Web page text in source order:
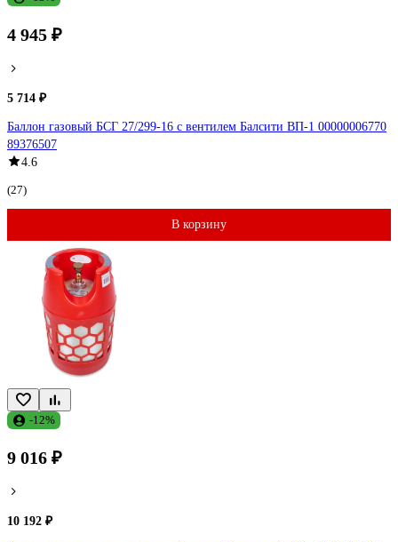
4 945 ₽
5 714 ₽
Баллон газовый БСГ 27/299-16 с вентилем Балсити ВП-1 00000006770
89376507
4.6
(27)
В корзину
-12%
9 016 ₽
10 192 ₽